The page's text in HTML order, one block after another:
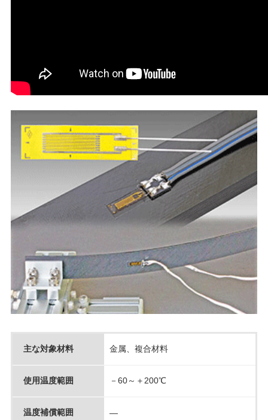
主な対象材料 金属、複合材料
使用温度範囲 －60～＋200℃
温度補償範囲 ―